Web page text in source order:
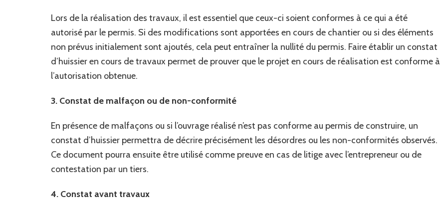
Lors de la réalisation des travaux, il est essentiel que ceux-ci soient conformes à ce qui a été
autorisé par le permis. Si des modifications sont apportées en cours de chantier ou si des éléments
non prévus initialement sont ajoutés, cela peut entraîner la nullité du permis. Faire établir un constat
d’huissier en cours de travaux permet de prouver que le projet en cours de réalisation est conforme à
l’autorisation obtenue.
3. Constat de malfaçon ou de non-conformité
En présence de malfaçons ou si l’ouvrage réalisé n’est pas conforme au permis de construire, un
constat d’huissier permettra de décrire précisément les désordres ou les non-conformités observés.
Ce document pourra ensuite être utilisé comme preuve en cas de litige avec l’entrepreneur ou de
contestation par un tiers.
4. Constat avant travaux